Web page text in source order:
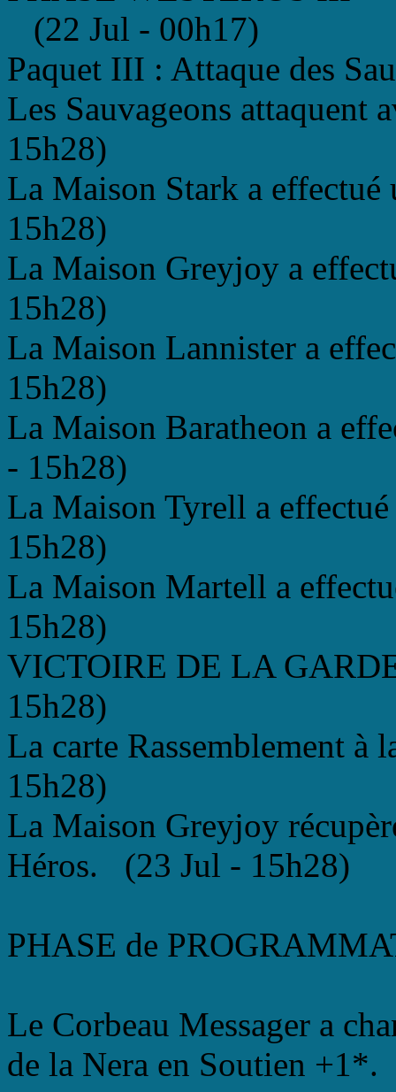
(22 Jul - 00h17)
Paquet III : Attaque des
Les Sauvageons
15h28)
La Maison Stark a
15h28)
La Maison Greyjoy a
15h28)
La Maison Lannister a
15h28)
La Maison Baratheon a
- 15h28)
La Maison Tyrell a
15h28)
La Maison Martell a
15h28)
VICTOIRE DE LA
15h28)
La carte Rassemblement
15h28)
La Maison Greyjoy
Héros. (23 Jul - 15h28)
PHASE de
Le Corbeau Messager a
de la Nera en Soutien